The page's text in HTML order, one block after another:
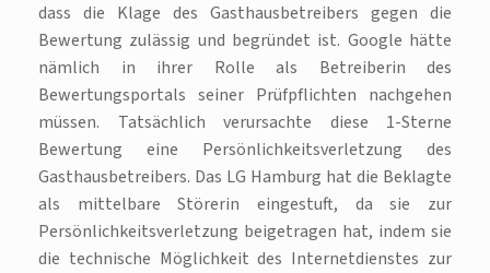
dass die Klage des Gasthausbetreibers gegen die
Bewertung zulässig und begründet ist. Google hätte
nämlich in ihrer Rolle als Betreiberin des
Bewertungsportals seiner Prüfpflichten nachgehen
müssen. Tatsächlich verursachte diese 1-Sterne
Bewertung eine Persönlichkeitsverletzung des
Gasthausbetreibers. Das LG Hamburg hat die Beklagte
als mittelbare Störerin eingestuft, da sie zur
Persönlichkeitsverletzung beigetragen hat, indem sie
die technische Möglichkeit des Internetdienstes zur